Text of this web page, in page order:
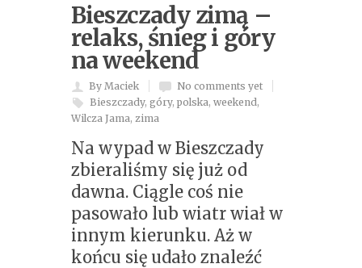
Bieszczady zimą –
relaks, śnieg i góry
na weekend
By Maciek
No comments yet
Bieszczady, góry, polska, weekend,
Wilcza Jama, zima
Na wypad w Bieszczady
zbieraliśmy się już od
dawna. Ciągle coś nie
pasowało lub wiatr wiał w
innym kierunku. Aż w
końcu się udało znaleźć